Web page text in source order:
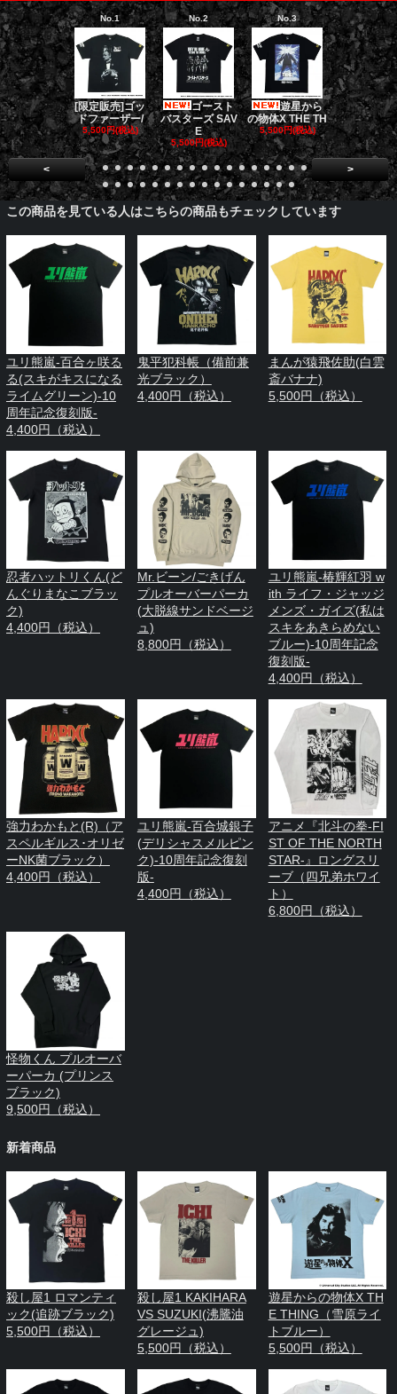
No.1
[限定販売]ゴッ
ドファーザー/
5,500円(税込)
No.2
ゴースト
バスターズ SAV
E
5,500円(税込)
No.3
遊星から
の物体X THE TH
5,500円(税込)
No.4
ダークナイ
リロジー/
5,500円(税
< >
この商品を見ている人はこちらの商品もチェックしています
ユリ熊嵐-百合ヶ咲る
る(スキがキスになる
ライムグリーン)-10
周年記念復刻版-
4,400円（税込）
鬼平犯科帳（備前兼
光ブラック）
4,400円（税込）
まんが猿飛佐助(白雲
斎バナナ)
5,500円（税込）
忍者ハットリくん(ど
んぐりまなこブラッ
ク)
4,400円（税込）
Mr.ビーン/ごきげん
プルオーバーパーカ
(大脱線サンドベージ
ュ)
8,800円（税込）
ユリ熊嵐-椿輝紅羽 w
ith ライフ・ジャッジ
メンズ・ガイズ(私は
スキをあきらめない
ブルー)-10周年記念
復刻版-
4,400円（税込）
強力わかもと(R)（ア
スペルギルス･オリゼ
ーNK菌ブラック）
4,400円（税込）
ユリ熊嵐-百合城銀子
(デリシャスメルピン
ク)-10周年記念復刻
版-
4,400円（税込）
アニメ『北斗の拳-FI
ST OF THE NORTH
STAR-』ロングスリ
ーブ（四兄弟ホワイ
ト）
6,800円（税込）
怪物くん プルオーバ
ーパーカ (プリンス
ブラック)
9,500円（税込）
新着商品
殺し屋1 ロマンティ
ック(追跡ブラック)
5,500円（税込）
殺し屋1 KAKIHARA
VS SUZUKI(沸騰油
グレージュ)
5,500円（税込）
遊星からの物体X TH
E THING（雪原ライ
トブルー）
5,500円（税込）